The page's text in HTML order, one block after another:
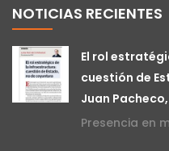
NOTICIAS RECIENTES
El rol
cuestión de
Juan
Presencia en